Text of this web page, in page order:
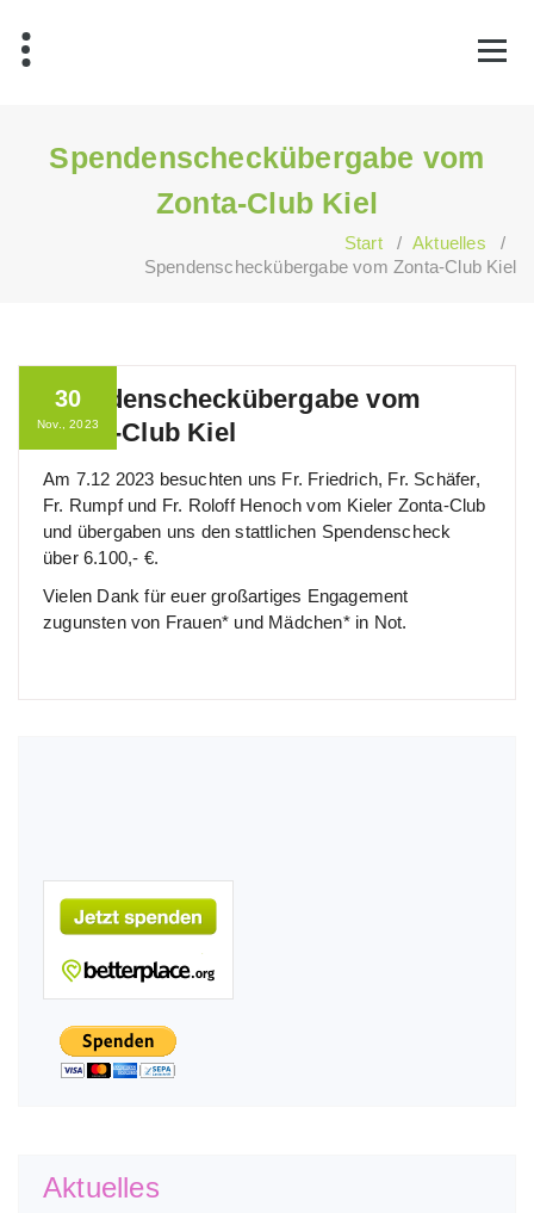
Inhalt
springen
Spendenscheckübergabe vom
Zonta-Club Kiel
Start/ Aktuelles /
Spendenscheckübergabe vom Zonta-Club Kiel
30
Nov., 2023
Spendenscheckübergabe vom
Zonta-Club Kiel
Am 7.12 2023 besuchten uns Fr. Friedrich, Fr. Schäfer,
Fr. Rumpf und Fr. Roloff Henoch vom Kieler Zonta-Club
und übergaben uns den stattlichen Spendenscheck
über 6.100,- €.
Vielen Dank für euer großartiges Engagement
zugunsten von Frauen* und Mädchen* in Not.
Aktuelles